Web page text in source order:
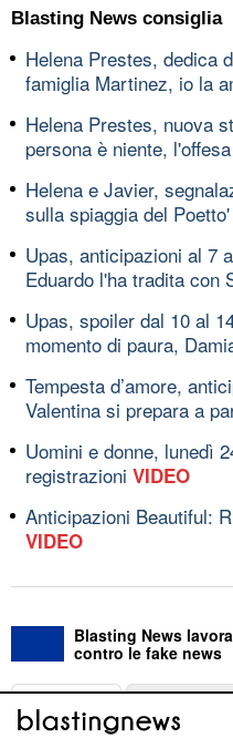
Blasting News consiglia
Helena Prestes, dedica
famiglia Martinez, io la
Helena Prestes, nuova
persona è niente,
Helena e Javier,
sulla spiaggia del Poetto'
Upas, anticipazioni al 7
Eduardo l'ha tradita con
Upas, spoiler dal 10 al
momento di paura,
Tempesta d’amore,
Valentina si prepara a
Uomini e donne, lunedì
registrazioni VIDEO
Anticipazioni Beautiful:
VIDEO
Blasting News
contro le fake news
ABOUT